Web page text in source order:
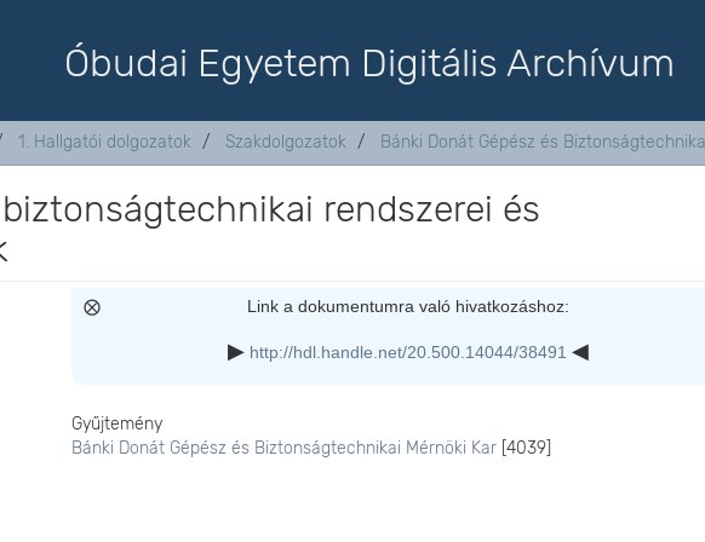
Óbudai Egyetem Digitális Archívum
1. Hallgatói dolgozatok Szakdolgozatok Bánki Donát Gépész és
rendszerei és
Link a dokumentumra való hivatkozáshoz:
http://hdl.handle.net/20.500.14044/38491
Gyűjtemény
Bánki Donát Gépész és Biztonságtechnikai Mérnöki Kar [4039]